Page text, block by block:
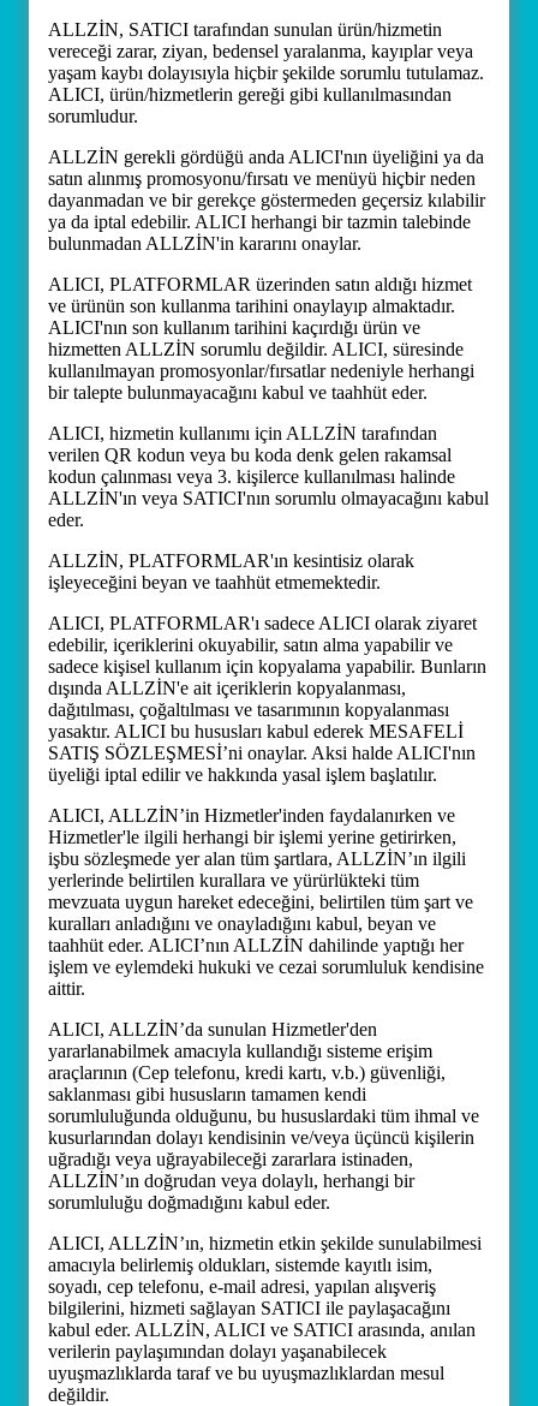
ALLZİN, SATICI tarafından sunulan ürün/hizmetin
vereceği zarar, ziyan, bedensel yaralanma, kayıplar veya
yaşam kaybı dolayısıyla hiçbir şekilde sorumlu tutulamaz.
ALICI, ürün/hizmetlerin gereği gibi kullanılmasından
sorumludur.
ALLZİN gerekli gördüğü anda ALICI'nın üyeliğini ya da
satın alınmış promosyonu/fırsatı ve menüyü hiçbir neden
dayanmadan ve bir gerekçe göstermeden geçersiz kılabilir
ya da iptal edebilir. ALICI herhangi bir tazmin talebinde
bulunmadan ALLZİN'in kararını onaylar.
ALICI, PLATFORMLAR üzerinden satın aldığı hizmet
ve ürünün son kullanma tarihini onaylayıp almaktadır.
ALICI'nın son kullanım tarihini kaçırdığı ürün ve
hizmetten ALLZİN sorumlu değildir. ALICI, süresinde
kullanılmayan promosyonlar/fırsatlar nedeniyle herhangi
bir talepte bulunmayacağını kabul ve taahhüt eder.
ALICI, hizmetin kullanımı için ALLZİN tarafından
verilen QR kodun veya bu koda denk gelen rakamsal
kodun çalınması veya 3. kişilerce kullanılması halinde
ALLZİN'ın veya SATICI'nın sorumlu olmayacağını kabul
eder.
ALLZİN, PLATFORMLAR'ın kesintisiz olarak
işleyeceğini beyan ve taahhüt etmemektedir.
ALICI, PLATFORMLAR'ı sadece ALICI olarak ziyaret
edebilir, içeriklerini okuyabilir, satın alma yapabilir ve
sadece kişisel kullanım için kopyalama yapabilir. Bunların
dışında ALLZİN'e ait içeriklerin kopyalanması,
dağıtılması, çoğaltılması ve tasarımının kopyalanması
yasaktır. ALICI bu hususları kabul ederek MESAFELİ
SATIŞ SÖZLEŞMESİ’ni onaylar. Aksi halde ALICI'nın
üyeliği iptal edilir ve hakkında yasal işlem başlatılır.
ALICI, ALLZİN’in Hizmetler'inden faydalanırken ve
Hizmetler'le ilgili herhangi bir işlemi yerine getirirken,
işbu sözleşmede yer alan tüm şartlara, ALLZİN’ın ilgili
yerlerinde belirtilen kurallara ve yürürlükteki tüm
mevzuata uygun hareket edeceğini, belirtilen tüm şart ve
kuralları anladığını ve onayladığını kabul, beyan ve
taahhüt eder. ALICI’nın ALLZİN dahilinde yaptığı her
işlem ve eylemdeki hukuki ve cezai sorumluluk kendisine
aittir.
ALICI, ALLZİN’da sunulan Hizmetler'den
yararlanabilmek amacıyla kullandığı sisteme erişim
araçlarının (Cep telefonu, kredi kartı, v.b.) güvenliği,
saklanması gibi hususların tamamen kendi
sorumluluğunda olduğunu, bu hususlardaki tüm ihmal ve
kusurlarından dolayı kendisinin ve/veya üçüncü kişilerin
uğradığı veya uğrayabileceği zararlara istinaden,
ALLZİN’ın doğrudan veya dolaylı, herhangi bir
sorumluluğu doğmadığını kabul eder.
ALICI, ALLZİN’ın, hizmetin etkin şekilde sunulabilmesi
amacıyla belirlemiş oldukları, sistemde kayıtlı isim,
soyadı, cep telefonu, e-mail adresi, yapılan alışveriş
bilgilerini, hizmeti sağlayan SATICI ile paylaşacağını
kabul eder. ALLZİN, ALICI ve SATICI arasında, anılan
verilerin paylaşımından dolayı yaşanabilecek
uyuşmazlıklarda taraf ve bu uyuşmazlıklardan mesul
değildir.